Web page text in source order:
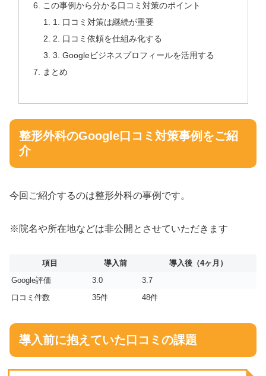
この事例から分かる口コミ対策のポイント
1. 口コミ対策は継続が重要
2. 口コミ依頼を仕組み化する
3. Googleビジネスプロフィールを活用する
まとめ
整形外科のGoogle口コミ対策事例をご紹
介
今回ご紹介するのは整形外科の事例です。
※院名や所在地などは非公開とさせていただきます
項目 導入前
導入後（4ヶ月）
Google評価
3.0
3.7
口コミ件数
35件 48件
導入前に抱えていた口コミの課題